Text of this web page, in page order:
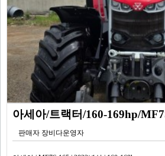
아세아/트랙터/160-169hp/
판매자 장비다운영자